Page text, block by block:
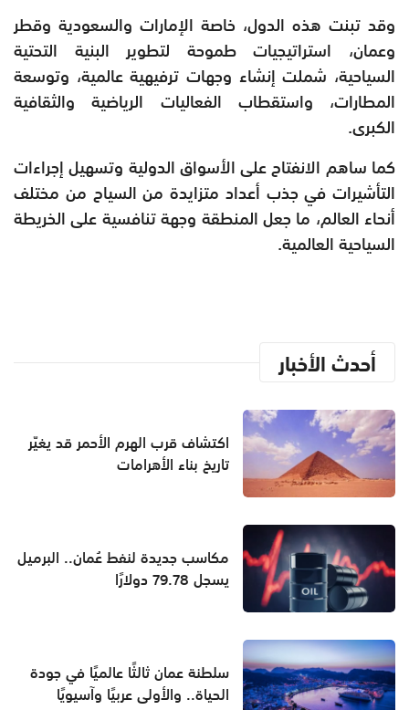
وقد تبنت هذه الدول، خاصة الإمارات والسعودية وقطر
وعمان، استراتيجيات طموحة لتطوير البنية التحتية
السياحية، شملت إنشاء وجهات ترفيهية عالمية، وتوسعة
المطارات، واستقطاب الفعاليات الرياضية والثقافية
الكبرى.
كما ساهم الانفتاح على الأسواق الدولية وتسهيل إجراءات
التأشيرات في جذب أعداد متزايدة من السياح من مختلف
أنحاء العالم، ما جعل المنطقة وجهة تنافسية على الخريطة
السياحية العالمية.
أحدث الأخبار
اكتشاف قرب الهرم الأحمر قد يغيّر
تاريخ بناء الأهرامات
مكاسب جديدة لنفط عُمان.. البرميل
يسجل 79.78 دولارًا
سلطنة عمان ثالثًا عالميًا في جودة
الحياة.. والأولى عربيًا وآسيويًا